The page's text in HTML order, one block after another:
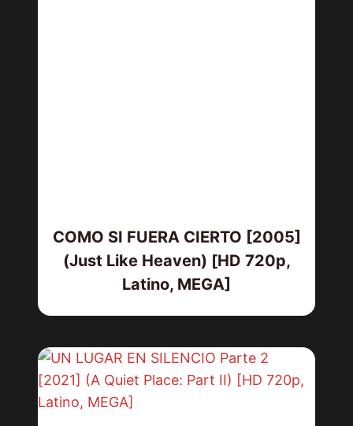
COMO SI FUERA CIERTO [2005]
(Just Like Heaven) [HD 720p,
Latino, MEGA]